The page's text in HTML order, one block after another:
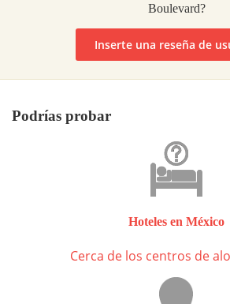
Boulevard?
Inserte una reseña de
Podrías probar
Hoteles en México
Cerca de los centros de